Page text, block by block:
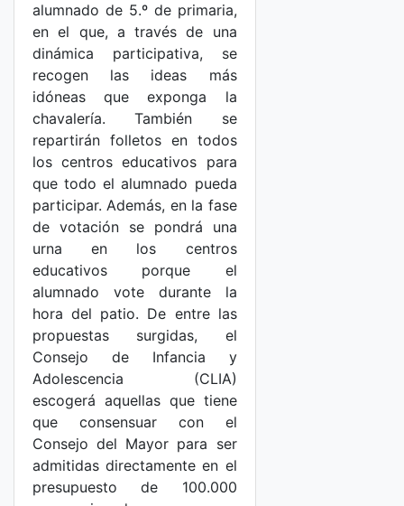
alumnado de 5.º de primaria,
en el que, a través de una
dinámica participativa, se
recogen las ideas más
idóneas que exponga la
chavalería. También se
repartirán folletos en todos
los centros educativos para
que todo el alumnado pueda
participar. Además, en la fase
de votación se pondrá una
urna en los centros
educativos porque el
alumnado vote durante la
hora del patio. De entre las
propuestas surgidas, el
Consejo de Infancia y
Adolescencia (CLIA)
escogerá aquellas que tiene
que consensuar con el
Consejo del Mayor para ser
admitidas directamente en el
presupuesto de 100.000